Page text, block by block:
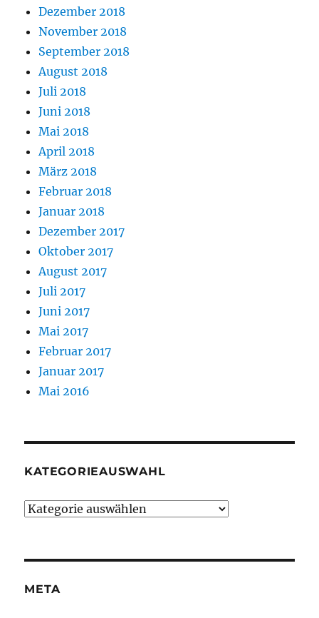
Dezember 2018
November 2018
September 2018
August 2018
Juli 2018
Juni 2018
Mai 2018
April 2018
März 2018
Februar 2018
Januar 2018
Dezember 2017
Oktober 2017
August 2017
Juli 2017
Juni 2017
Mai 2017
Februar 2017
Januar 2017
Mai 2016
KATEGORIEAUSWAHL
Kategorieauswahl
META